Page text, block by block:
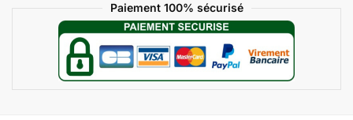
Paiement 100% sécurisé